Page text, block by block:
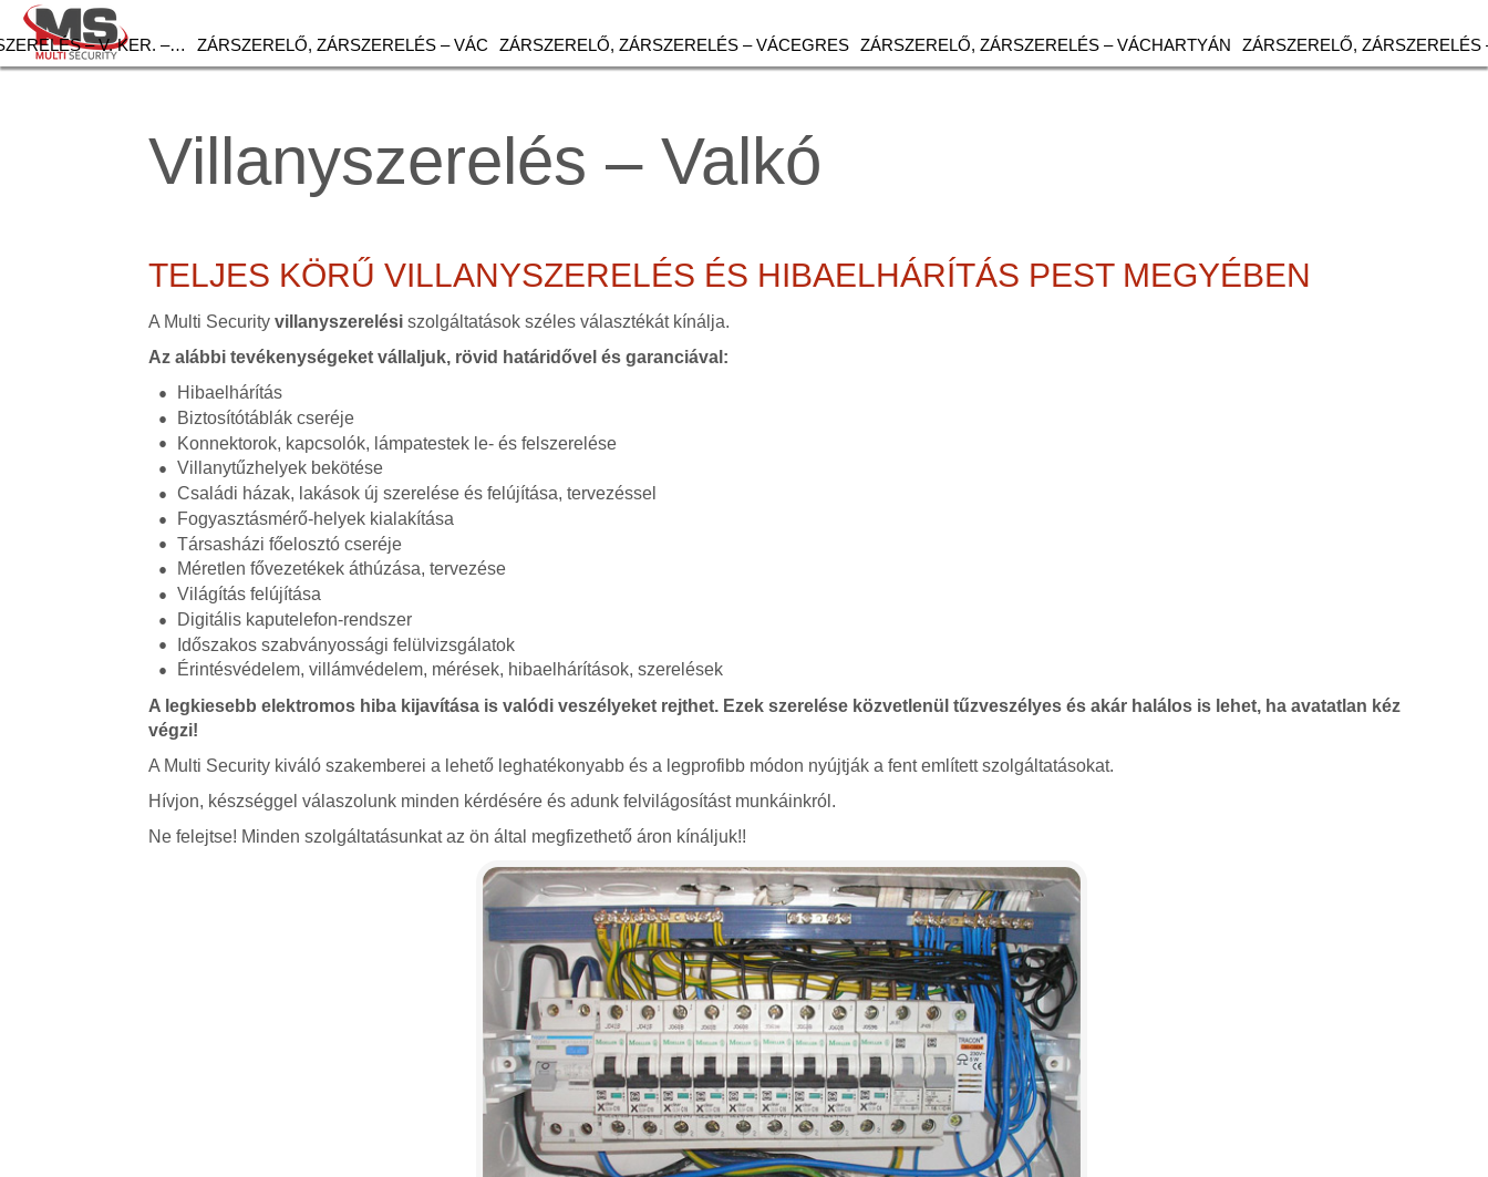
– V. KER. –… ZÁRSZERELŐ, ZÁRSZERELÉS – VÁC ZÁRSZERELŐ, ZÁRSZERELÉS – VÁCEGRES ZÁRSZERELŐ, ZÁRSZERELÉS – VÁCHARTYÁN ZÁRSZERELŐ, ZÁRSZERELÉS
Villanyszerelés – Valkó
TELJES KÖRŰ VILLANYSZERELÉS ÉS HIBAELHÁRÍTÁS PEST MEGYÉBEN
A Multi Securityvillanyszerelési szolgáltatások széles választékát kínálja.
Az alábbi tevékenységeket vállaljuk, rövid határidővel és garanciával:
Hibaelhárítás
Biztosítótáblák cseréje
Konnektorok, kapcsolók, lámpatestek le- és felszerelése
Villanytűzhelyek bekötése
Családi házak, lakások új szerelése és felújítása, tervezéssel
Fogyasztásmérő-helyek kialakítása
Társasházi főelosztó cseréje
Méretlen fővezetékek áthúzása, tervezése
Világítás felújítása
Digitális kaputelefon-rendszer
Időszakos szabványossági felülvizsgálatok
Érintésvédelem, villámvédelem, mérések, hibaelhárítások, szerelések
A legkiesebb elektromos hiba kijavítása is valódi veszélyeket rejthet. Ezek szerelése közvetlenül tűzveszélyes és akár halálos is lehet, ha avatatlan kéz
végzi!
A Multi Security kiváló szakemberei a lehető leghatékonyabb és a legprofibb módon nyújtják a fent említett szolgáltatásokat.
Hívjon, készséggel válaszolunk minden kérdésére és adunk felvilágosítást munkáinkról.
Ne felejtse! Minden szolgáltatásunkat az ön által megfizethető áron kínáljuk!!